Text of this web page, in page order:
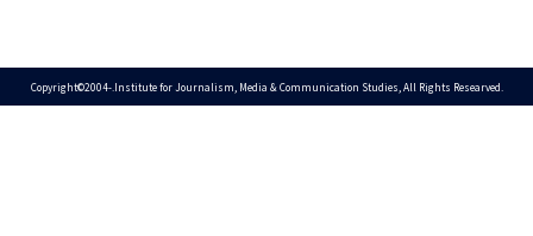
Copyright©2004-.Institute for Journalism, Media & Communication Studies, All Rights Researved.